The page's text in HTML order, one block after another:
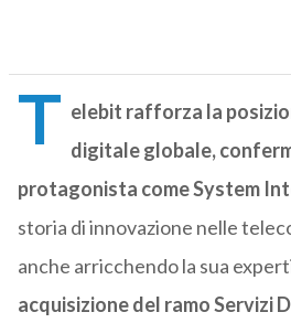
T elebit rafforza la
digitale globale,
protagonista come System
storia di innovazione nelle
anche arricchendo la sua
acquisizione del ramo Servizi